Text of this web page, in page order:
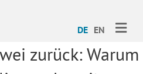
DE EN
zurück: Warum